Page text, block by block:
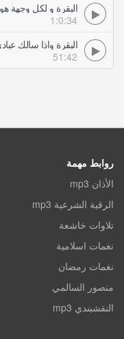
1:0:34
البقرة واذا سالك
51:42
روابط مهمة
الأذان mp3
الرقية الشرعية mp3
تلاوات خاشعة
نغمات اسلامية
نغمات رمضان
منصور السالمي
النقشبندي mp3